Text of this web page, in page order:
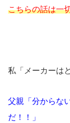
こちらの話は一
私「メーカーは
父親「分からな
だ！！」